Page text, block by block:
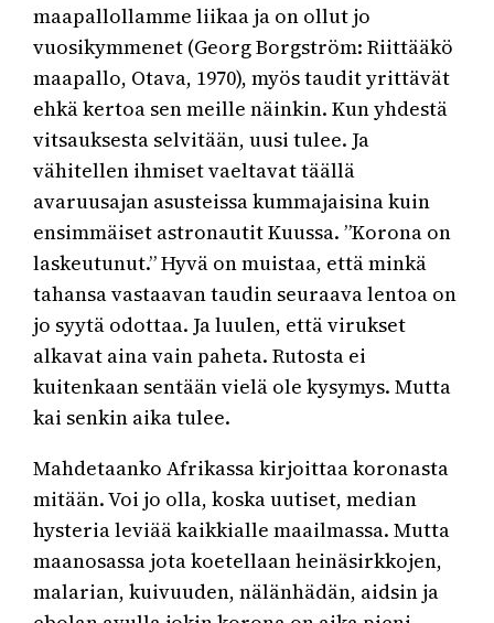
maapallollamme liikaa ja on ollut jo
vuosikymmenet (Georg Borgström: Riittääkö
maapallo, Otava, 1970), myös taudit yrittävät
ehkä kertoa sen meille näinkin. Kun yhdestä
vitsauksesta selvitään, uusi tulee. Ja
vähitellen ihmiset vaeltavat täällä
avaruusajan asusteissa kummajaisina kuin
ensimmäiset astronautit Kuussa. ”Korona on
laskeutunut.” Hyvä on muistaa, että minkä
tahansa vastaavan taudin seuraava lentoa on
jo syytä odottaa. Ja luulen, että virukset
alkavat aina vain paheta. Rutosta ei
kuitenkaan sentään vielä ole kysymys. Mutta
kai senkin aika tulee.
Mahdetaanko Afrikassa kirjoittaa koronasta
mitään. Voi jo olla, koska uutiset, median
hysteria leviää kaikkialle maailmassa. Mutta
maanosassa jota koetellaan heinäsirkkojen,
malarian, kuivuuden, nälänhädän, aidsin ja